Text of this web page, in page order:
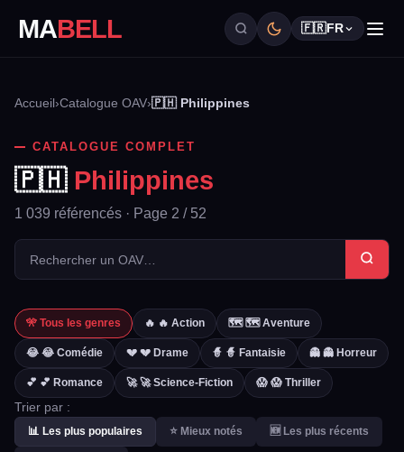
MABELL 🇫🇷 FR
Accueil ›Catalogue OAV›🇵🇭 Philippines
CATALOGUE COMPLET
🇵🇭 Philippines
1 039 référencés · Page 2 / 52
🎌 Tous les genres 🔥 🔥 Action 🗺️ 🗺️ Aventure
😂 😂 Comédie 💔 💔 Drame 🧙 🧙 Fantaisie 👻 👻 Horreur
💕 💕 Romance 🚀 🚀 Science-Fiction 😱 😱 Thriller
Trier par :
📊 Les plus populaires ⭐ Mieux notés 🆕 Les plus récents